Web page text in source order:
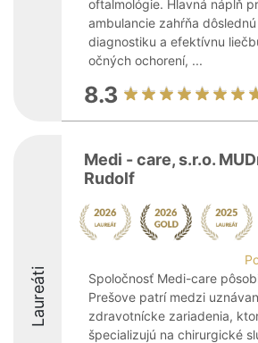
oftalmológie. Hlavná náplň
ambulancie zahŕňa dôslednú
diagnostiku a efektívnu
očných ochorení, ...
8.3
Laureáti
Medi - care, s.r.o.
Rudolf
Spoločnosť Medi-care
Prešove patrí medzi
zdravotnícke zariadenia,
špecializujú na chirurgické